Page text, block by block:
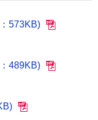
573KB)
489KB)